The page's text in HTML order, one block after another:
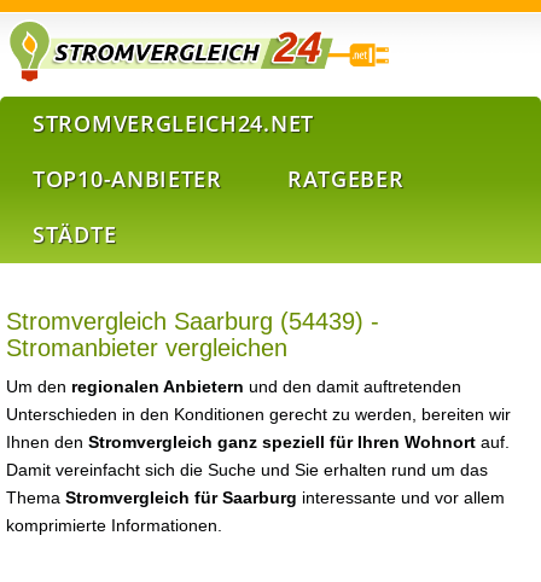
STROMVERGLEICH24.NET
TOP10-ANBIETER
RATGEBER
STÄDTE
Stromvergleich Saarburg (54439) -
Stromanbieter vergleichen
Um den regionalen Anbietern und den damit auftretenden
Unterschieden in den Konditionen gerecht zu werden, bereiten wir
Ihnen den Stromvergleich ganz speziell für Ihren Wohnort auf.
Damit vereinfacht sich die Suche und Sie erhalten rund um das
Thema Stromvergleich für Saarburg interessante und vor allem
komprimierte Informationen.